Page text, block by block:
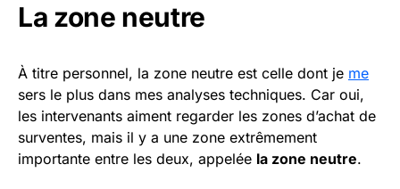
La zone neutre
À titre personnel, la zone neutre est celle dont je me
sers le plus dans mes analyses techniques. Car oui,
les intervenants aiment regarder les zones d’achat de
surventes, mais il y a une zone extrêmement
importante entre les deux, appelée la zone neutre.